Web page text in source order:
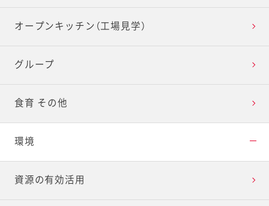
オープンキッチン（工場見学）
グループ
食育 その他
環境
資源の有効活用